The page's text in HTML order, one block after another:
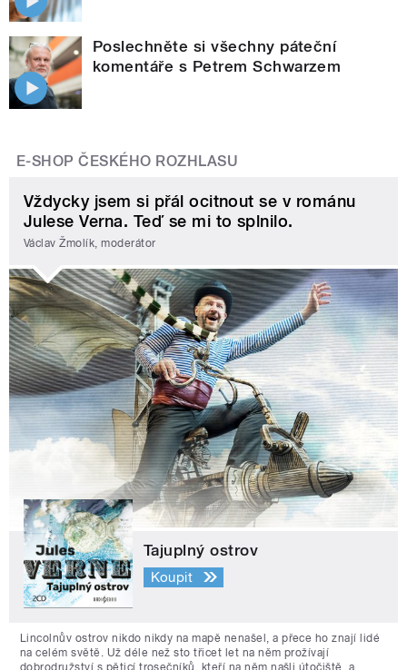
Poslechněte si všechny páteční
komentáře s Petrem Schwarzem
E-SHOP ČESKÉHO ROZHLASU
Vždycky jsem si přál ocitnout se v románu
Julese Verna. Teď se mi to splnilo.
Václav Žmolík, moderátor
Tajuplný ostrov
Koupit
Lincolnův ostrov nikdo nikdy na mapě nenašel, a přece ho znají lidé
na celém světě. Už déle než sto třicet let na něm prožívají